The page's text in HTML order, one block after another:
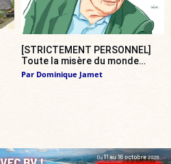
[STRICTEMENT PERSONNEL]
Toute la misère du monde…
Par Dominique Jamet